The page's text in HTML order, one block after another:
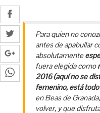
Para quien no
antes de apabullar
absolutamente
fuera elegida como
2016 (aquí no se
femenino, está
en Beas de
volver, y que